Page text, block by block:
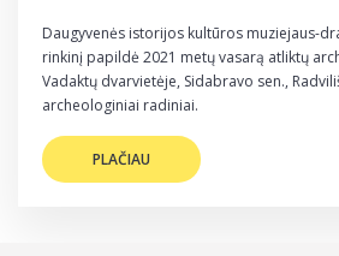
Daugyvenės istorijos kultūros muziejaus-
rinkinį papildė 2021 metų vasarą atliktų
Vadaktų dvarvietėje, Sidabravo sen.,
archeologiniai radiniai.
PLAČIAU